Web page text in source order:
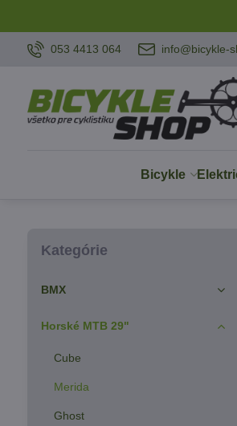
053 4413 064 info@bicykle-
Bicykle
Kategórie
BMX
Horské MTB 29"
Cube
Merida
Ghost